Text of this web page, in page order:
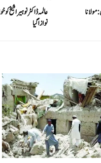
عالمہ ڈاکٹر نوہیرا
نوازا گیا